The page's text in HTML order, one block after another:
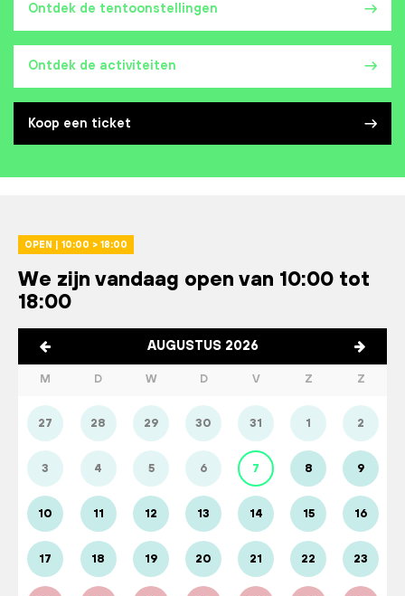
Ontdek de tentoonstellingen
Ontdek de activiteiten
Koop een ticket
OPEN | 10:00 > 18:00
We zijn vandaag open van 10:00 tot
18:00
AUGUSTUS 2026
M D W D V Z Z
27 28 29 30 31 1 2
3 4 5 6 7 8 9
10 11 12 13 14 15 16
17 18 19 20 21 22 23